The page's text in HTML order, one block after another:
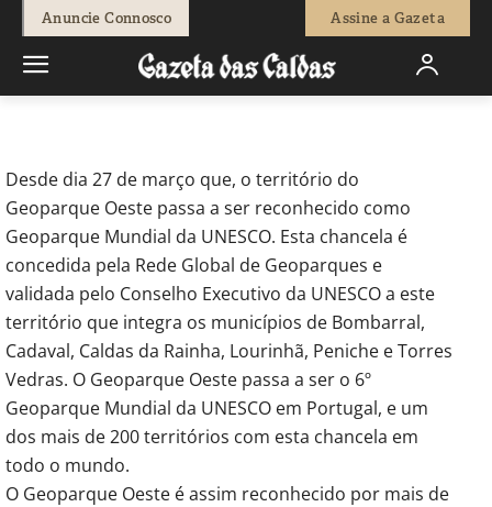
Anuncie Connosco Assine a Gazeta
Editor 2 - 29 de Abril, 2024 0
Desde dia 27 de março que, o território do
Geoparque Oeste passa a ser reconhecido como
Geoparque Mundial da UNESCO. Esta chancela é
concedida pela Rede Global de Geoparques e
validada pelo Conselho Executivo da UNESCO a este
território que integra os municípios de Bombarral,
Cadaval, Caldas da Rainha, Lourinhã, Peniche e Torres
Vedras. O Geoparque Oeste passa a ser o 6º
Geoparque Mundial da UNESCO em Portugal, e um
dos mais de 200 territórios com esta chancela em
todo o mundo.
O Geoparque Oeste é assim reconhecido por mais de